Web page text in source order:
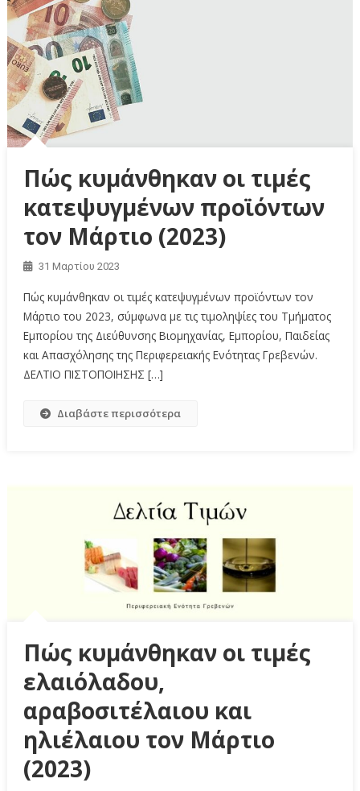
Πώς κυμάνθηκαν οι τιμές
κατεψυγμένων προϊόντων
τον Μάρτιο (2023)
31 Μαρτίου 2023
Πώς κυμάνθηκαν οι τιμές κατεψυγμένων προϊόντων τον
Μάρτιο του 2023, σύμφωνα με τις τιμοληψίες του Τμήματος
Εμπορίου της Διεύθυνσης Βιομηχανίας, Εμπορίου, Παιδείας
και Απασχόλησης της Περιφερειακής Ενότητας Γρεβενών.
ΔΕΛΤΙΟ ΠΙΣΤΟΠΟΙΗΣΗΣ […]
Διαβάστε περισσότερα
Πώς κυμάνθηκαν οι τιμές
ελαιόλαδου,
αραβοσιτέλαιου και
ηλιέλαιου τον Μάρτιο
(2023)